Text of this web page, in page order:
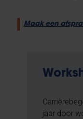
Maak een
jaar door